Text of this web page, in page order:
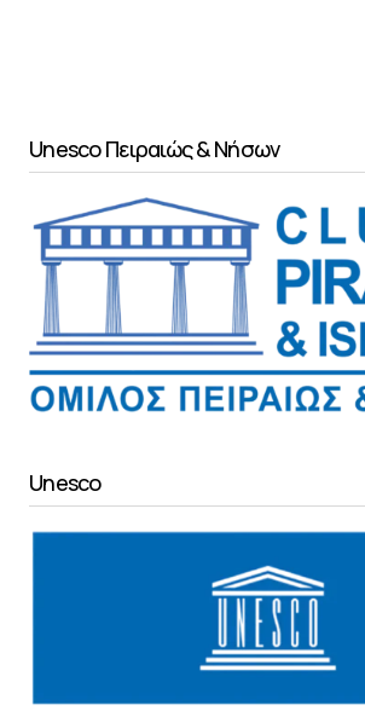
Unesco Πειραιώς & Νήσων
Unesco